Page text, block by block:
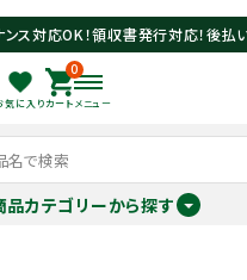
ンス対応OK！領収書発行対応！後払
気に入り
0
カート メニュー
品カテゴリーから探す